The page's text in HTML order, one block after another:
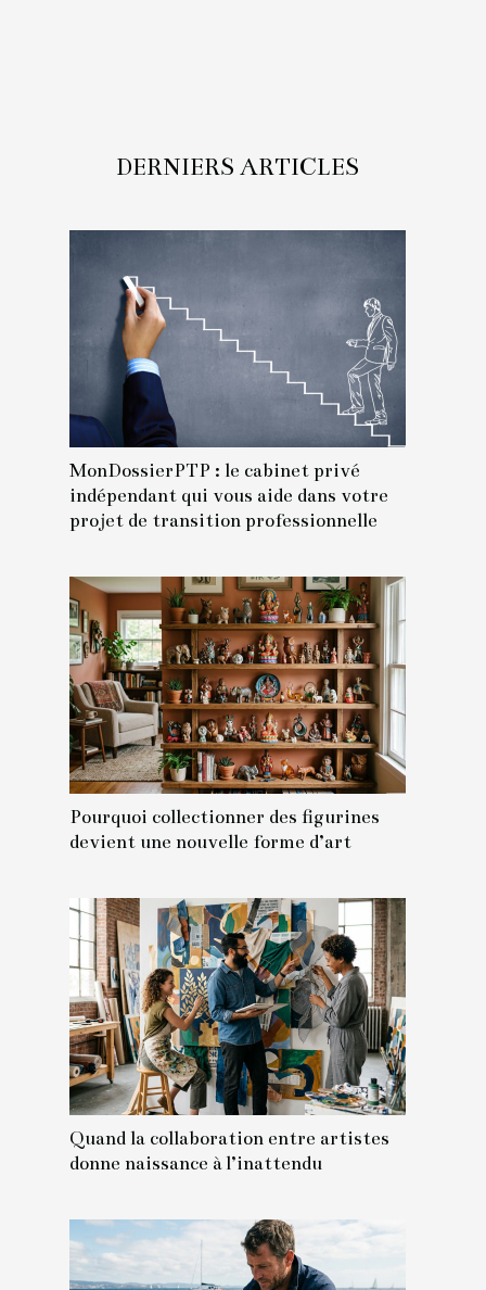
DERNIERS ARTICLES
MonDossierPTP : le cabinet privé
indépendant qui vous aide dans votre
projet de transition professionnelle
Pourquoi collectionner des figurines
devient une nouvelle forme d’art
Quand la collaboration entre artistes
donne naissance à l’inattendu